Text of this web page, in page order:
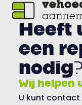
Heeft
een
nodig?
Wij helpen
U kunt